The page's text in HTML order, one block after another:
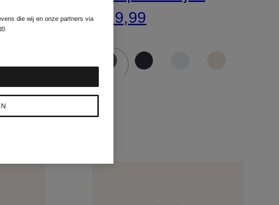
€ 79,99
die wij en onze partners via
.